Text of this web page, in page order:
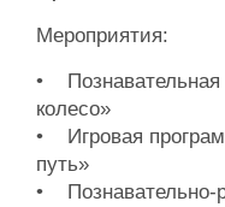
Мероприятия:
• Познавательная
колесо»
• Игровая
путь»
• Познавательно-